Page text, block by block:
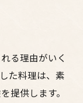
る理由がいく
た料理は、素
提供します。